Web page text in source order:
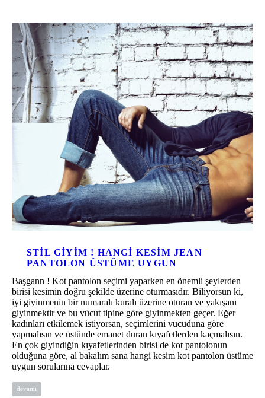
STIL GIYIM ! HANGI KESIM JEAN
PANTOLON ÜSTÜME UYGUN
Başgann ! Kot pantolon seçimi yaparken en önemli şeylerden
birisi kesimin doğru şekilde üzerine oturmasıdır. Biliyorsun ki,
iyi giyinmenin bir numaralı kuralı üzerine oturan ve yakışanı
giyinmektir ve bu vücut tipine göre giyinmekten geçer. Eğer
kadınları etkilemek istiyorsan, seçimlerini vücuduna göre
yapmalısın ve üstünde emanet duran kıyafetlerden kaçmalısın.
En çok giyindiğin kıyafetlerinden birisi de kot pantolonun
olduğuna göre, al bakalım sana hangi kesim kot pantolon üstüme
uygun sorularına cevaplar.
devamı